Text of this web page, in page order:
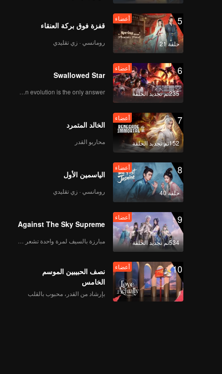
早餐中国4正片_21.mp4
早餐中国4正片_22.mp4
早餐中国4正片_23.mp4
早餐中国4正片_24.mp4
早餐中国4正片_25.mp4
早餐中国4正片_26.mp4
5
حلقة 21
أعضاء
قفزة فوق بركة العنقاء
رومانسي · زي تقليدي
6
235تم تجديد الحلقة
أعضاء
Swallowed Star
Human evolution is the only answer.
7
152تم تجديد الحلقة
أعضاء
الخالد المتمرد
محاربو القدر
8
حلقة 40
أعضاء
الياسمين الأول
رومانسي · زي تقليدي
9
534تم تجديد الحلقة
أعضاء
Against The Sky Supreme
10 أعضاء
نصف الحبيبين الموسم
الخامس
بإرشاد من القدر، محبوب بالقلب